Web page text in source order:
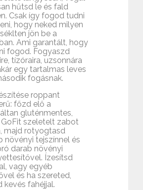
hűtsd le és fald
Csak így fogod tudni
hogy neked milyen
jön be a
Ami garantált, hogy
fogod. Fogyaszd
tízóraira, uzsonnára
egy tartalmas leves
fogásnak.
roppant
főzd elő a
gluténmentes,
GoFit szeletelt zabot
majd rotyogtasd
növényi tejszínnel és
darab növényi
Ízesítsd
vagy egyéb
és ha szereted,
kevés fahéjjal.